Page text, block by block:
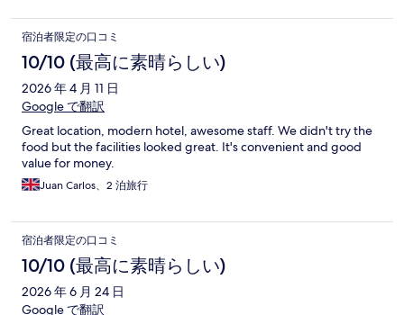
宿泊者限定の口コミ
10/10 (最高に素晴らしい)
2026 年 4 月 11 日
Google で翻訳
Great location, modern hotel, awesome staff. We didn't try the
food but the facilities looked great. It's convenient and good
value for money.
Juan Carlos、2 泊旅行
宿泊者限定の口コミ
10/10 (最高に素晴らしい)
2026 年 6 月 24 日
Google で翻訳